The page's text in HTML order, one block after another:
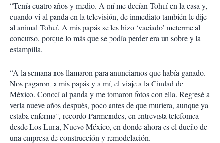
“Tenía cuatro años y medio. A mí me decían Tohuí en la casa y,
cuando vi al panda en la televisión, de inmediato también le dije
al animal Tohuí. A mis papás se les hizo ‘vaciado’ meterme al
concurso, porque lo más que se podía perder era un sobre y la
estampilla.
“A la semana nos llamaron para anunciarnos que había ganado.
Nos pagaron, a mis papás y a mí, el viaje a la Ciudad de
México. Conocí al panda y me tomaron fotos con ella. Regresé a
verla nueve años después, poco antes de que muriera, aunque ya
estaba enferma”, recordó Parménides, en entrevista telefónica
desde Los Luna, Nuevo México, en donde ahora es el dueño de
una empresa de construcción y remodelación.